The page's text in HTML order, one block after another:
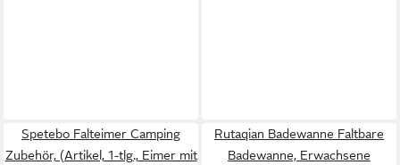
Spetebo Falteimer Camping
Zubehör, (Artikel, 1-tlg., Eimer mit
Rutaqian Badewanne Faltbare
Badewanne, Erwachsene